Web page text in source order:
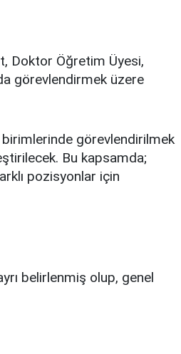
Doktor Öğretim Üyesi,
görevlendirmek üzere
görevlendirilmek
Bu kapsamda;
pozisyonlar için
belirlenmiş olup, genel